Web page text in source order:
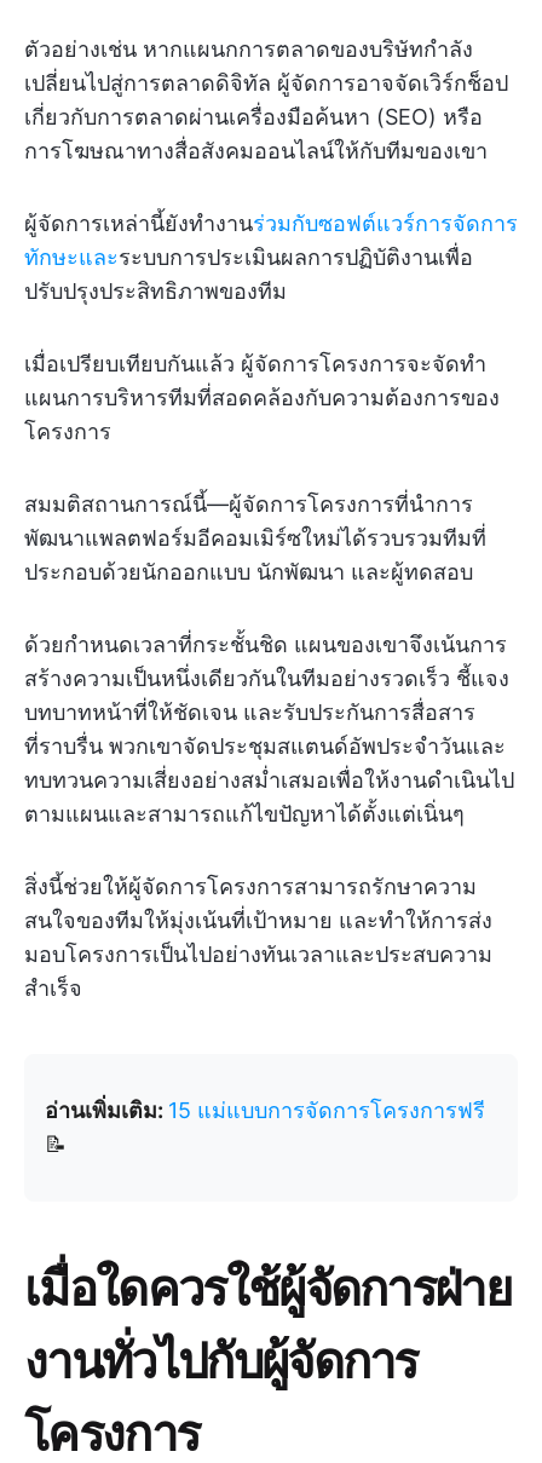
ตัวอย่างเช่น หากแผนกการตลาดของบริษัทกำลัง
เปลี่ยนไปสู่การตลาดดิจิทัล ผู้จัดการอาจจัดเวิร์กช็อป
เกี่ยวกับการตลาดผ่านเครื่องมือค้นหา (SEO) หรือ
การโฆษณาทางสื่อสังคมออนไลน์ให้กับทีมของเขา
ผู้จัดการเหล่านี้ยังทำงานร่วมกับซอฟต์แวร์การจัดการ
ทักษะและระบบการประเมินผลการปฏิบัติงานเพื่อ
ปรับปรุงประสิทธิภาพของทีม
เมื่อเปรียบเทียบกันแล้ว ผู้จัดการโครงการจะจัดทำ
แผนการบริหารทีมที่สอดคล้องกับความต้องการของ
โครงการ
สมมติสถานการณ์นี้—ผู้จัดการโครงการที่นำการ
พัฒนาแพลตฟอร์มอีคอมเมิร์ซใหม่ได้รวบรวมทีมที่
ประกอบด้วยนักออกแบบ นักพัฒนา และผู้ทดสอบ
ด้วยกำหนดเวลาที่กระชั้นชิด แผนของเขาจึงเน้นการ
สร้างความเป็นหนึ่งเดียวกันในทีมอย่างรวดเร็ว ชี้แจง
บทบาทหน้าที่ให้ชัดเจน และรับประกันการสื่อสาร
ที่ราบรื่น พวกเขาจัดประชุมสแตนด์อัพประจำวันและ
ทบทวนความเสี่ยงอย่างสม่ำเสมอเพื่อให้งานดำเนินไป
ตามแผนและสามารถแก้ไขปัญหาได้ตั้งแต่เนิ่นๆ
สิ่งนี้ช่วยให้ผู้จัดการโครงการสามารถรักษาความ
สนใจของทีมให้มุ่งเน้นที่เป้าหมาย และทำให้การส่ง
มอบโครงการเป็นไปอย่างทันเวลาและประสบความ
สำเร็จ
อ่านเพิ่มเติม: 15 แม่แบบการจัดการโครงการฟรี
📝
เมื่อใดควรใช้ผู้จัดการฝ่าย
งานทั่วไปกับผู้จัดการ
โครงการ